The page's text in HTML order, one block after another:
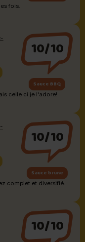
fois.
10/10
Sauce BBQ
celle ci je l'adore!
10/10
Sauce brune
complet et diversifié.
10/10